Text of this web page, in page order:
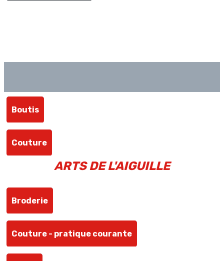
Boutis
Couture
ARTS DE L'AIGUILLE
Broderie
Couture - pratique courante